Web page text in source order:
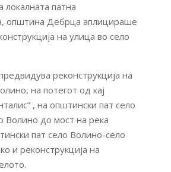
патна
општина Дебрца аплицираше
на улица во село
реконструкција на
на потегот од кај
, на општински пат село
до мост на река
пат село Волино-село
и реконструкција на